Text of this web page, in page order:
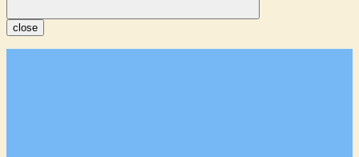
close